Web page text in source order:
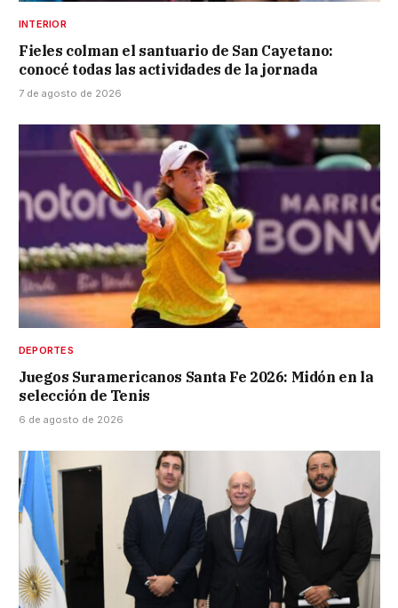
INTERIOR
Fieles colman el santuario de San Cayetano:
conocé todas las actividades de la jornada
7 de agosto de 2026
DEPORTES
Juegos Suramericanos Santa Fe 2026: Midón en la
selección de Tenis
6 de agosto de 2026